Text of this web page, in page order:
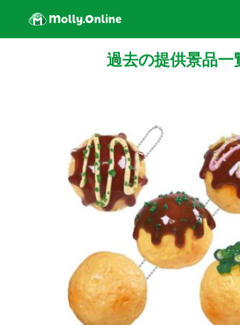
過去の提供景品一